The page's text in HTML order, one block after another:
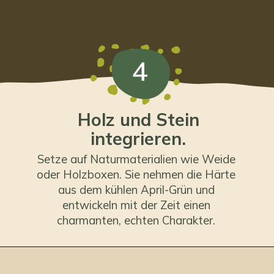
4
Holz und Stein
integrieren.
Setze auf Naturmaterialien wie Weide
oder Holzboxen. Sie nehmen die Härte
aus dem kühlen April-Grün und
entwickeln mit der Zeit einen
charmanten, echten Charakter.